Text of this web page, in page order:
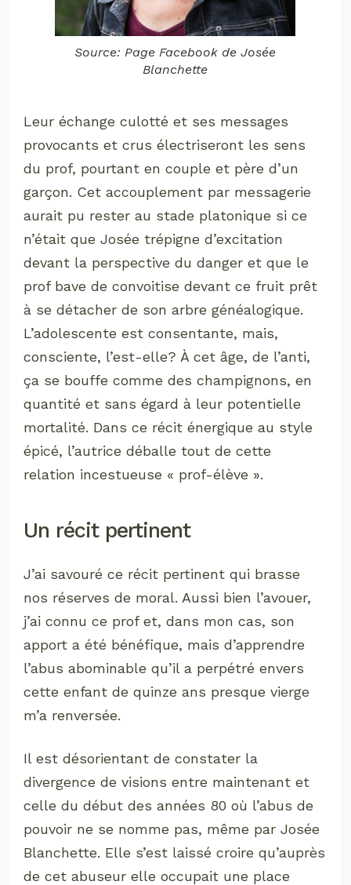
Source: Page Facebook de Josée
Blanchette
Leur échange culotté et ses messages
provocants et crus électriseront les sens
du prof, pourtant en couple et père d’un
garçon. Cet accouplement par messagerie
aurait pu rester au stade platonique si ce
n’était que Josée trépigne d’excitation
devant la perspective du danger et que le
prof bave de convoitise devant ce fruit prêt
à se détacher de son arbre généalogique.
L’adolescente est consentante, mais,
consciente, l’est-elle? À cet âge, de l’anti,
ça se bouffe comme des champignons, en
quantité et sans égard à leur potentielle
mortalité. Dans ce récit énergique au style
épicé, l’autrice déballe tout de cette
relation incestueuse « prof-élève ».
Un récit pertinent
J’ai savouré ce récit pertinent qui brasse
nos réserves de moral. Aussi bien l’avouer,
j’ai connu ce prof et, dans mon cas, son
apport a été bénéfique, mais d’apprendre
l’abus abominable qu’il a perpétré envers
cette enfant de quinze ans presque vierge
m’a renversée.
Il est désorientant de constater la
divergence de visions entre maintenant et
celle du début des années 80 où l’abus de
pouvoir ne se nomme pas, même par Josée
Blanchette. Elle s’est laissé croire qu’auprès
de cet abuseur elle occupait une place